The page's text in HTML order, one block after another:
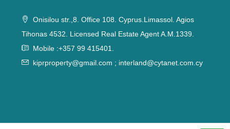
Onisilou str.,8. Office 108. Cyprus.Limassol. Agios
Tihonas 4532. Licensed Real Estate Agent A.M.1339.
Mobile :+357 99 415401.
kiprproperty@gmail.com ; interland@cytanet.com.cy